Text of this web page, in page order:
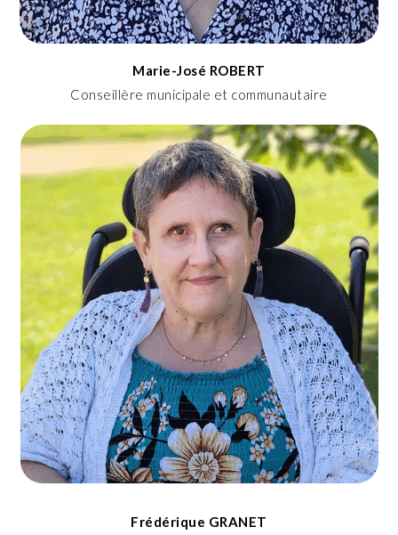
Marie-José ROBERT
Conseillère municipale et communautaire
Frédérique GRANET